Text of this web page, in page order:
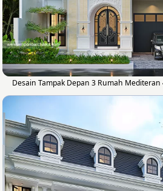
Desain Tampak Depan 3 Rumah Mediteran